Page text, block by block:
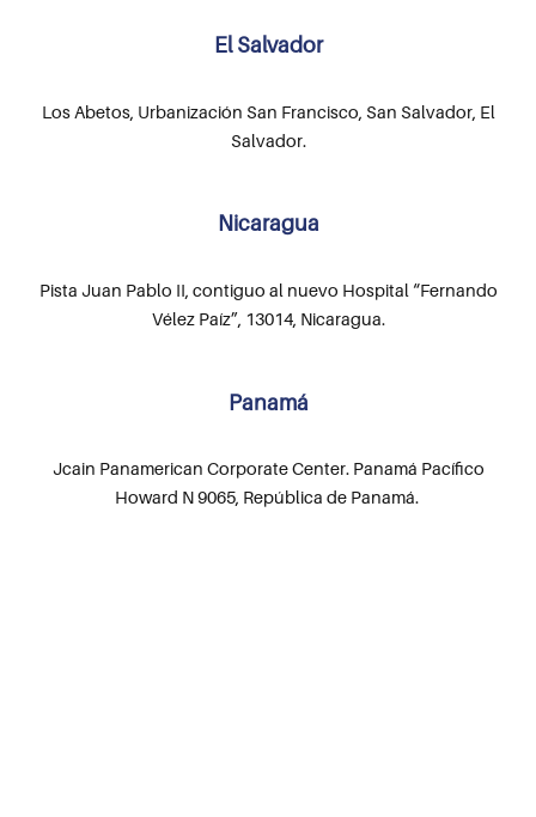
El Salvador
Los Abetos, Urbanización San Francisco, San Salvador, El
Salvador.
Nicaragua
Pista Juan Pablo II, contiguo al nuevo Hospital “Fernando
Vélez Paíz”, 13014, Nicaragua.
Panamá
Jcain Panamerican Corporate Center. Panamá Pacífico
Howard N 9065, República de Panamá.